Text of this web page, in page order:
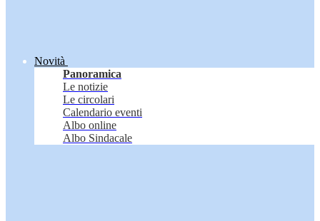
Novità
Panoramica
Le notizie
Le circolari
Calendario eventi
Albo online
Albo Sindacale